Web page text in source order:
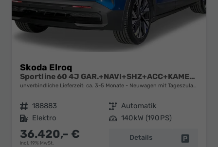
Skoda Elroq
Sportline 60 4J GAR.+NAVI+SHZ+ACC+KAMERA+20" ALU
unverbindliche Lieferzeit: ca. 3-5 Monate Neuwagen mit Tageszulassung
Fahrzeugnr. 188883 Getriebe Automatik
Kraftstoff Elektro Leistung 140 kW (190 PS)
36.420,– €
incl. 19% MwSt.
Details